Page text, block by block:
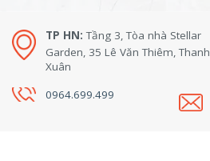
TP HN: Tầng 3, Tòa nhà Stellar
Garden, 35 Lê Văn Thiêm, Thanh
Xuân
0964.699.499